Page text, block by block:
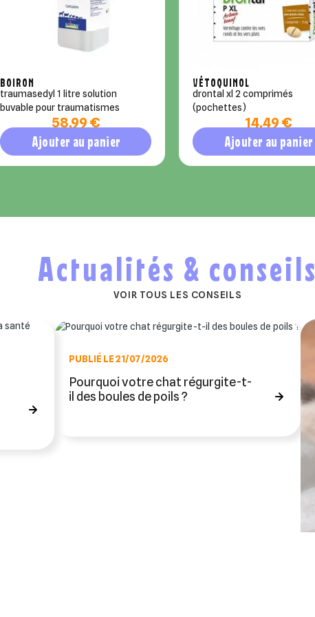
BOIRON
traumasedyl 1 litre solution
buvable pour traumatismes
58,99 €
Ajouter au panier
VÉTOQUINOL
drontal xl 2 comprimés
(pochettes)
14,49 €
Ajouter au panier
Actualités & conseils
VOIR TOUS LES CONSEILS
PUBLIÉ LE 21/07/2026
Pourquoi votre chat régurgite-t-
il des boules de poils ?